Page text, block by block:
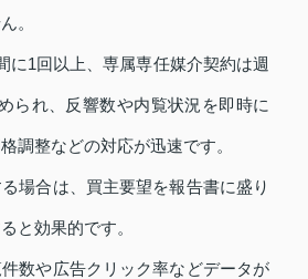
。
に1回以上、専属専任媒介契約は週
られ、反響数や内覧状況を即時に
調整などの対応が迅速です。
場合は、買主要望を報告書に盛り
と効果的です。
数や広告クリック率などデータが